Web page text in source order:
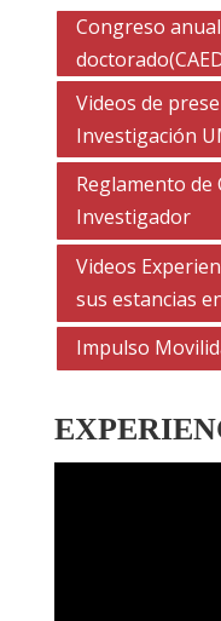
Congreso
Videos de
Investigación
Reglamento
Investigador
Videos
sus estancias
Impulso